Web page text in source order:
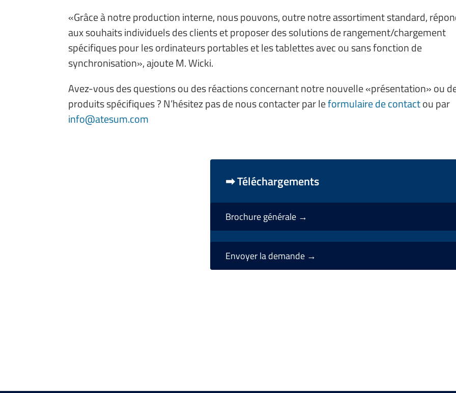
«Grâce à notre production interne, nous pouvons, outre notre assortiment standard,
aux souhaits individuels des clients et proposer des solutions de rangement/chargement
spécifiques pour les ordinateurs portables et les tablettes avec ou sans fonction de
synchronisation», ajoute M. Wicki.
Avez-vous des questions ou des réactions concernant notre nouvelle «présentation» ou
produits spécifiques ? N’hésitez pas de nous contacter par leformulaire de contactou par
info@atesum.com
➡ Téléchargements
Brochure générale→
Envoyer la demande →